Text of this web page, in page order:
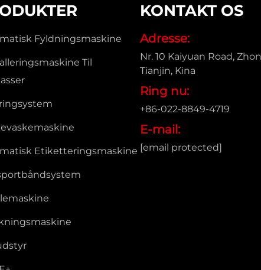
Fyldningsmaskine
Til
Etiketteringsmaskine
KONTAKT OS
Adresse:
Nr. 10 Kaiyuan Road,
Tianjin, Kina
Ring nu:
+86-022-8849-4719
E-mail:
[email protected]